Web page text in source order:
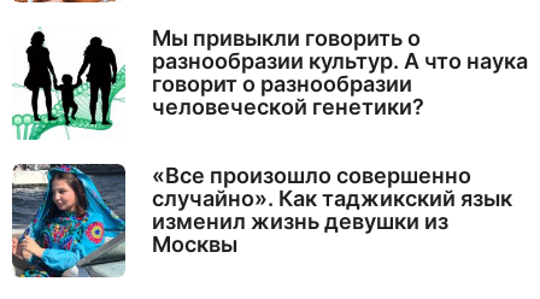
Мы привыкли говорить о
разнообразии культур. А что наука
говорит о разнообразии
человеческой генетики?
«Все произошло совершенно
случайно». Как таджикский язык
изменил жизнь девушки из
Москвы